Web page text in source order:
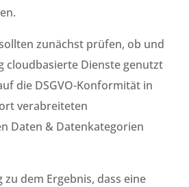
zunächst prüfen, ob und
cloudbasierte Dienste genutzt
die DSGVO-Konformität in
verabreiteten
Daten & Datenkategorien
dem Ergebnis, dass eine